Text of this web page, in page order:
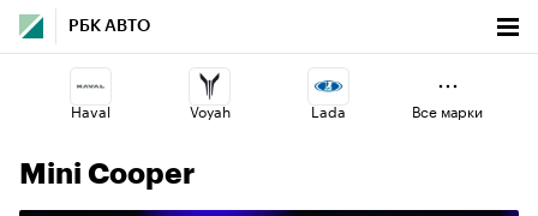
РБК АВТО
Haval Voyah Lada Все марки
Mini Cooper